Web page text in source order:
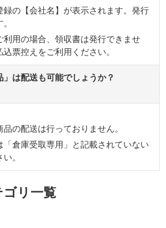
録の【会社名】が表示されます。発行
利用の場合、領収書は発行できませ
票控えをご利用ください。
」は配送も可能でしょうか？
品の配送は行っておりません。
「倉庫受取専用」と記載されていない
。
ゴリ一覧